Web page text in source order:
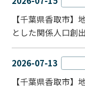
【千葉県香取市
とした関係人口創
2026-07-13
【千葉県香取市】